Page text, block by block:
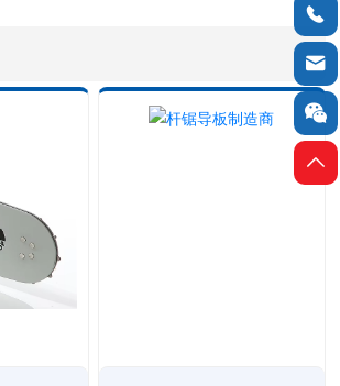



